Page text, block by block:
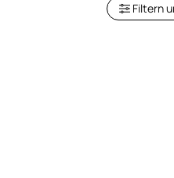
Filtern